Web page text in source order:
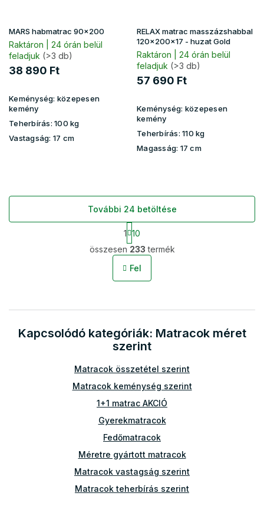
MARS habmatrac 90x200
Raktáron | 24 órán belül
feladjuk (>3 db)
38 890 Ft
Keménység: közepesen
kemény
Teherbírás: 100 kg
Vastagság: 17 cm
RELAX matrac masszázshabbal
120x200x17 - huzat Gold
Raktáron | 24 órán belül
feladjuk (>3 db)
57 690 Ft
Keménység: közepesen
kemény
Teherbírás: 110 kg
Magasság: 17 cm
L
i
s
r
n
y
t
s
e
l
e
m
e
i
További 24 betöltése
L
a
p
o
z
1 10
összesen 233 termék
Fel
Kapcsolódó kategóriák: Matracok méret
szerint
Matracok összetétel szerint
Matracok keménység szerint
1+1 matrac AKCIÓ
Gyerekmatracok
Fedőmatracok
Méretre gyártott matracok
Matracok vastagság szerint
Matracok teherbírás szerint